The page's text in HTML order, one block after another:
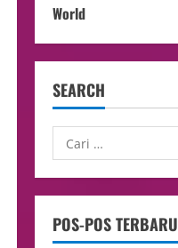
World
SEARCH
POS-POS TERBARU